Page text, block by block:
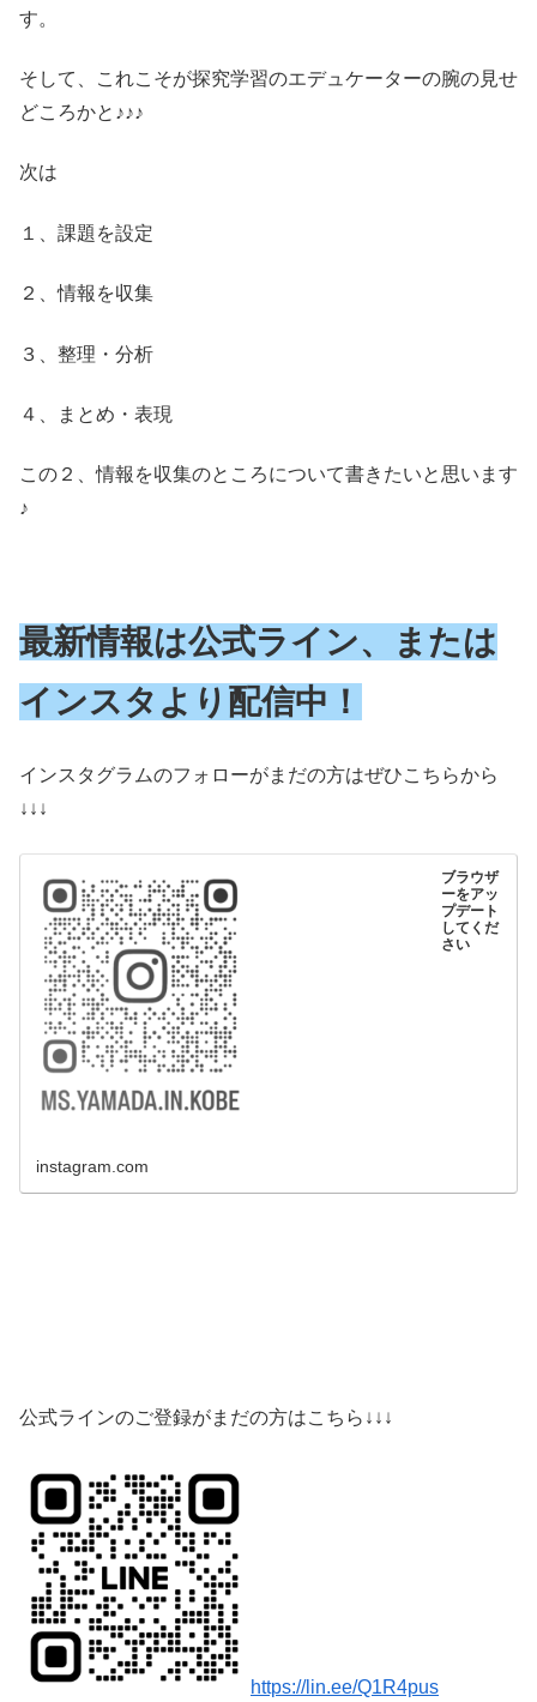
す。
そして、これこそが探究学習のエデュケーターの腕の見せ
どころかと♪♪♪
次は
１、課題を設定
２、情報を収集
３、整理・分析
４、まとめ・表現
この２、情報を収集のところについて書きたいと思います
♪
最新情報は公式ライン、または
インスタより配信中！
インスタグラムのフォローがまだの方はぜひこちらから
↓↓↓
ブラウザ
ーをアッ
プデート
してくだ
さい
instagram.com
公式ラインのご登録がまだの方はこちら↓↓↓
https://lin.ee/Q1R4pus